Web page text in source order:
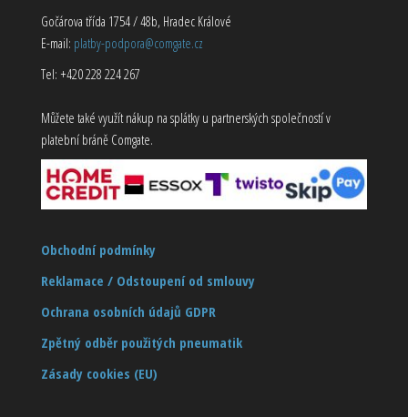
Gočárova třída 1754 / 48b, Hradec Králové
E-mail: platby-podpora@comgate.cz
Tel: +420 228 224 267
Můžete také využít nákup na splátky u partnerských společností v
platební bráně Comgate.
Obchodní podmínky
Reklamace / Odstoupení od smlouvy
Ochrana osobních údajů GDPR
Zpětný odběr použitých pneumatik
Zásady cookies (EU)